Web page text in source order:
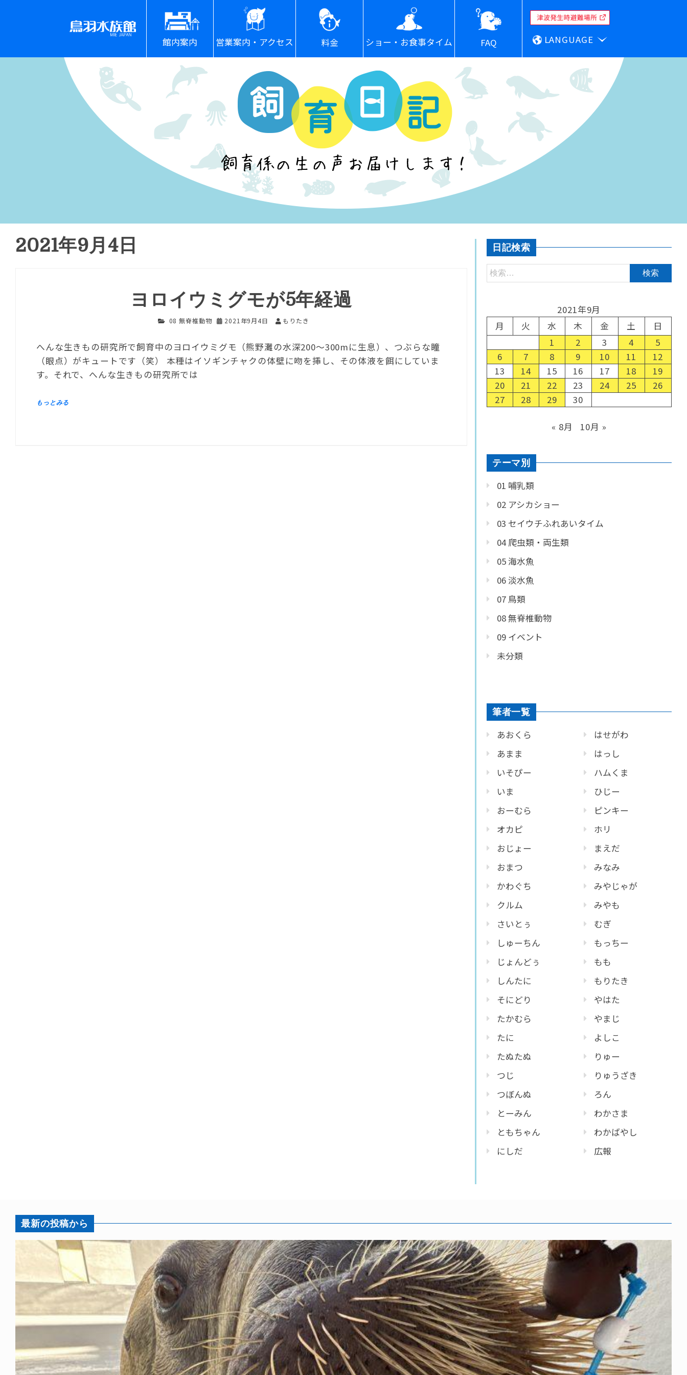
館内案内 営業案内・アクセス 料金 ショー・お食事タイム FAQ LANGUAGE
2021年9月4日
ヨロイウミグモが5年経過
08 無脊椎動物 2021年9月4日 もりたき
へんな生きもの研究所で飼育中のヨロイウミグモ（熊野灘の水深200～300mに生息）、つぶらな瞳
（眼点）がキュートです（笑） 本種はイソギンチャクの体壁に吻を挿し、その体液を餌にしていま
す。それで、へんな生きもの研究所では
日記検索
2021年9月
月
火 水 木 金 土
日
1
2 3 4
5
6
7 8 9 10 11
12
13
14 15 16 17 18
19
20
21 22 23 24 25
26
27
28 29 30
« 8月 10月 »
テーマ別
01 哺乳類
02 アシカショー
03 セイウチふれあいタイム
04 爬虫類・両生類
05 海水魚
06 淡水魚
07 鳥類
08 無脊椎動物
09 イベント
未分類
筆者一覧
あおくら
あまま
いそぴー
いま
おーむら
オカピ
おじょー
おまつ
かわぐち
クルム
さいとぅ
しゅーちん
じょんどぅ
しんたに
そにどり
たかむら
たに
たぬたぬ
つじ
つぼんぬ
とーみん
ともちゃん
にしだ
はせがわ
はっし
ハムくま
ひじー
ピンキー
ホリ
まえだ
みなみ
みやじゃが
みやも
むぎ
もっちー
もも
もりたき
やはた
やまじ
よしこ
りゅー
りゅうざき
ろん
わかさま
わかばやし
広報
最新の投稿から